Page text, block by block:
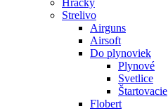
Strelivo
Airguns
Airsoft
Do plynoviek
Plynové
Svetlice
Štartovacie
Flobert